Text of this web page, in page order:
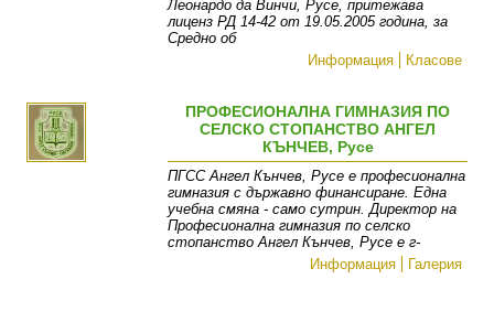
Леонардо да Винчи, Русе, притежава
лиценз РД 14-42 от 19.05.2005 година, за
Средно об
Информация
Класове
ПРОФЕСИОНАЛНА ГИМНАЗИЯ ПО
СЕЛСКО СТОПАНСТВО АНГЕЛ
КЪНЧЕВ, Русе
ПГСС Ангел Кънчев, Русе е професионална
гимназия с държавно финансиране. Една
учебна смяна - само сутрин. Директор на
Професионална гимназия по селско
стопанство Ангел Кънчев, Русе е г-
Информация
Галерия